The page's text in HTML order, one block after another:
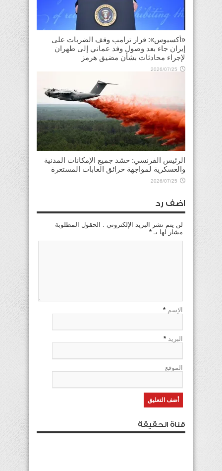
«أكسيوس»: قرار ترامب وقف الضربات على
إيران جاء بعد وصول وفد عماني إلى طهران
لإجراء محادثات بشأن مضيق هرمز
2026/07/25
الرئيس الفرنسي: حشد جميع الإمكانات المدنية
والعسكرية لمواجهة حرائق الغابات المستعرة
2026/07/25
اضف رد
لن يتم نشر البريد الإلكتروني . الحقول المطلوبة
مشار لها بـ *
الإسم *
البريد *
الموقع
قناة الحقيقة